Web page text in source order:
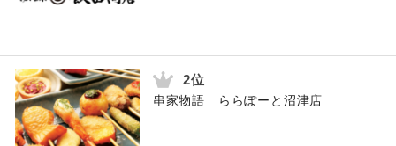
串家物語 ららぽーと沼津店